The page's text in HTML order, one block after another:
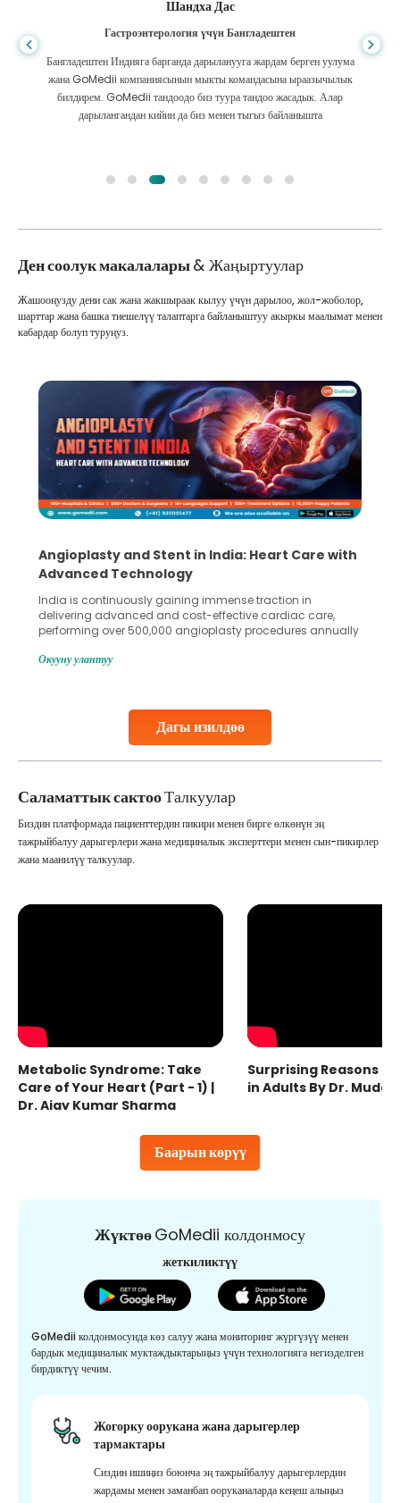
Шандха Дас
Гастроэнтерология үчүн Бангладештен
Бангладештен Индияга барганда дарыланууга жардам берген уулума
жана GoMedii компаниясынын мыкты командасына ыраазычылык
билдирем. GoMedii тандоодо биз туура тандоо жасадык. Алар
дарылангандан кийин да биз менен тыгыз байланышта
Ден соолук макалалары& Жаңыртуулар
Дагы изилдөө
Жашооңузду дени сак жана жакшыраак кылуу үчүн дарылоо, жол-жоболор,
шарттар жана башка тиешелүү талаптарга байланыштуу акыркы маалымат менен
кабардар болуп туруңуз.
Angioplasty and Stent in India: Heart Care with
Advanced Technology
India is continuously gaining immense traction in
delivering advanced and cost-effective cardiac care,
performing over 500,000 angioplasty procedures annually
globe are searching for treatments like angioplasty and
Studies, such as one published
Окууну улантуу
Саламаттык сактооТалкуулар
Баарын көрүү
Биздин платформада пациенттердин пикири менен бирге өлкөнүн эң
тажрыйбалуу дарыгерлери жана медициналык эксперттери менен сын-пикирлер
жана маанилүү талкуулар.
Metabolic Syndrome: Take
Care of Your Heart (Part - 1) |
Dr. Ajay Kumar Sharma
Surprising Reasons
in Adults By Dr.
ЖүктөөGoMedii колдонмосу
жеткиликтүү
GoMedii колдонмосунда көз салуу жана мониторинг жүргүзүү менен
бардык медициналык муктаждыктарыңыз үчүн технологияга негизделген
бирдиктүү чечим.
Жогорку оорукана жана дарыгерлер
тармактары
Сиздин ишиңиз боюнча эң тажрыйбалуу дарыгерлердин
жардамы менен заманбап ооруканаларда кеңеш алыңыз